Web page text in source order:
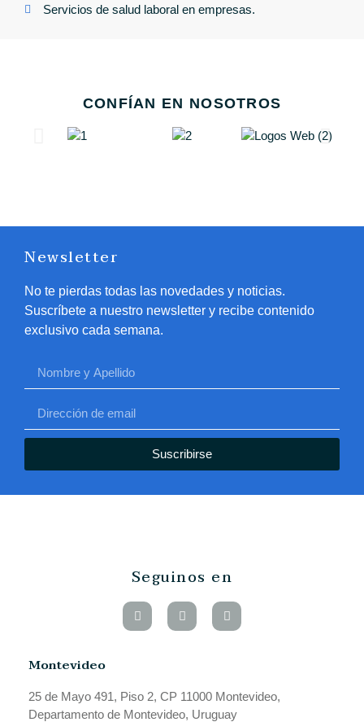
Servicios de salud laboral en empresas.
CONFÍAN EN NOSOTROS
Newsletter
No te pierdas todas las novedades y noticias.
Suscríbete a nuestro newsletter y recibe contenido
exclusivo cada semana.
Suscribirse
Seguinos en
Montevideo
25 de Mayo 491, Piso 2, CP 11000 Montevideo,
Departamento de Montevideo, Uruguay